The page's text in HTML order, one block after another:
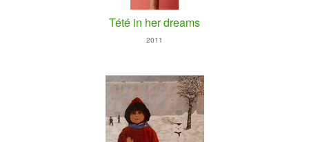
Tété in her dreams
2011